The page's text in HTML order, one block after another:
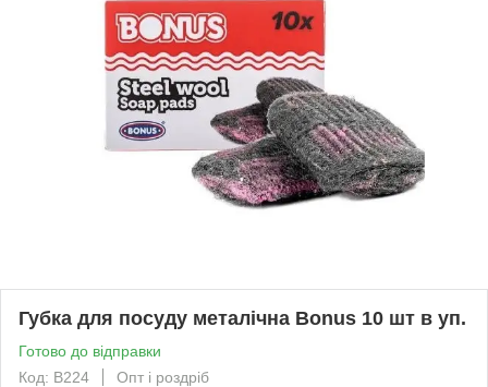
Губка для посуду металічна Bonus 10 шт в уп.
Готово до відправки
Код: B224
Опт і роздріб